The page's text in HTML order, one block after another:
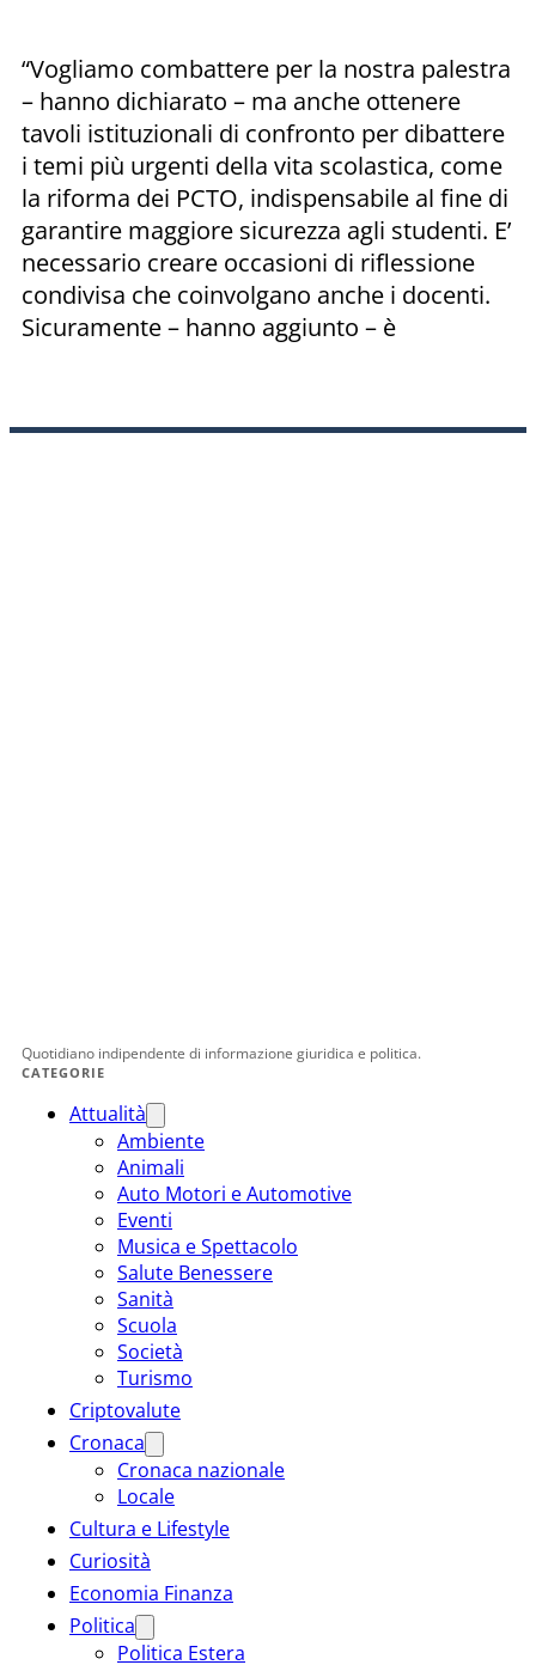
“Vogliamo combattere per la nostra palestra
– hanno dichiarato – ma anche ottenere
tavoli istituzionali di confronto per dibattere
i temi più urgenti della vita scolastica, come
la riforma dei PCTO, indispensabile al fine di
garantire maggiore sicurezza agli studenti. E’
necessario creare occasioni di riflessione
condivisa che coinvolgano anche i docenti.
Sicuramente – hanno aggiunto – è
Quotidiano indipendente di informazione giuridica e politica.
CATEGORIE
Attualità
Ambiente
Animali
Auto Motori e Automotive
Eventi
Musica e Spettacolo
Salute Benessere
Sanità
Scuola
Società
Turismo
Criptovalute
Cronaca
Cronaca nazionale
Locale
Cultura e Lifestyle
Curiosità
Economia Finanza
Politica
Politica Estera